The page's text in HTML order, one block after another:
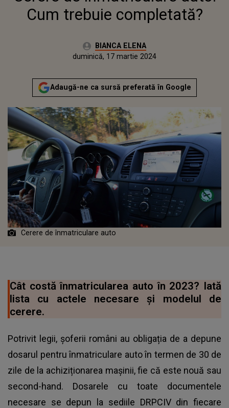
Cum trebuie completată?
Autor:BIANCA ELENA
vineri, 17 martie 2023Actualizat:
duminică, 17 martie 2024
Adaugă-ne ca sursă preferată în Google
Cerere de înmatriculare auto
Cât costă înmatricularea auto în 2023? Iată
lista cu actele necesare și modelul de
cerere.
Potrivit legii, șoferii români au obligația de a depune
dosarul pentruînmatriculare autoîn termen de 30 de
zile de la achiziționarea mașinii, fie că este nouă sau
second-hand. Dosarele cu toate documentele
necesare se depun la sediile DRPCIV din fiecare